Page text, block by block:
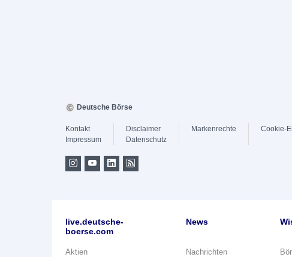
Deutsche Börse
Kontakt
Impressum
Disclaimer
Datenschutz
Markenrechte Cookie-
live.deutsche-
boerse.com
Aktien
News
Nachrichten